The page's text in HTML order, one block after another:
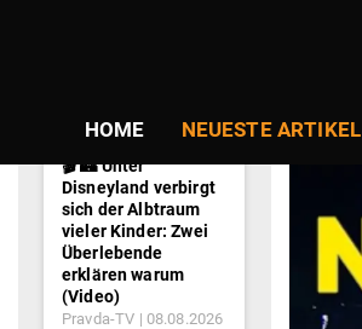
HOME NEUESTE ARTIKEL
🎬 🏰 Unter
Disneyland verbirgt
sich der Albtraum
vieler Kinder: Zwei
Überlebende
erklären warum
(Video)
Pravda-TV 08.08.2026